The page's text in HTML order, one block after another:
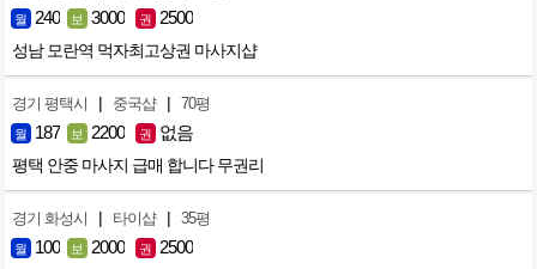
월 240 보 3000 권 2500
성남 모란역 먹자최고상권 마사지샵
경기 평택시 | 중국샵 | 70평
월 187 보 2200 권 없음
평택 안중 마사지 급매 합니다 무권리
경기 화성시 | 타이샵 | 35평
월 100 보 2000 권 2500